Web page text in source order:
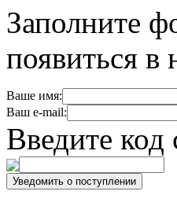
Заполните
появиться в
Ваше имя:
Ваш e-mail:
Введите код